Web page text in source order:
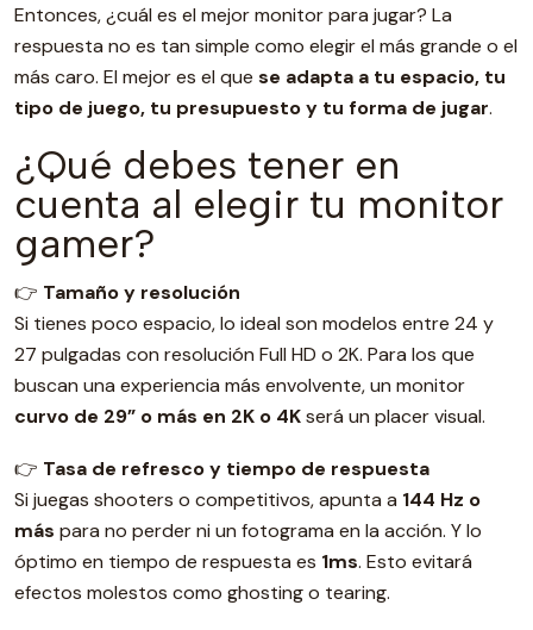
Entonces, ¿cuál es el mejor monitor para jugar? La
respuesta no es tan simple como elegir el más grande o el
más caro. El mejor es el que se adapta a tu espacio, tu
tipo de juego, tu presupuesto y tu forma de jugar.
¿Qué debes tener en
cuenta al elegir tu monitor
gamer?
👉 Tamaño y resolución
Si tienes poco espacio, lo ideal son modelos entre 24 y
27 pulgadas con resolución Full HD o 2K. Para los que
buscan una experiencia más envolvente, un monitor
curvo de 29” o más en 2K o 4Kserá un placer visual.
👉 Tasa de refresco y tiempo de respuesta
Si juegas shooters o competitivos, apunta a 144 Hz o
más para no perder ni un fotograma en la acción. Y lo
óptimo en tiempo de respuesta es 1ms. Esto evitará
efectos molestos como ghosting o tearing.